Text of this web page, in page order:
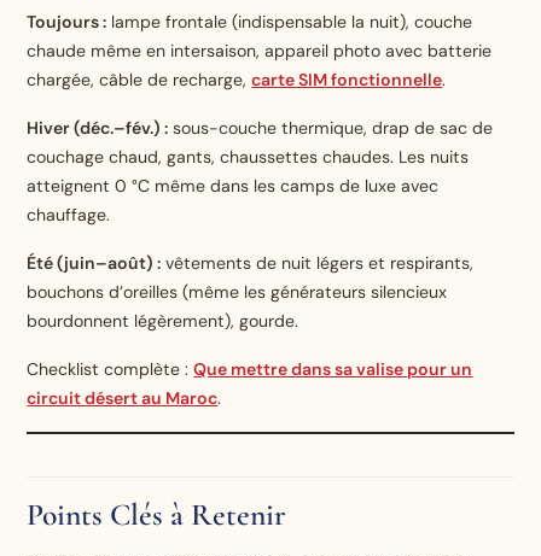
Toujours : lampe frontale (indispensable la nuit), couche
chaude même en intersaison, appareil photo avec batterie
chargée, câble de recharge,carte SIM fonctionnelle.
Hiver (déc.–fév.) : sous-couche thermique, drap de sac de
couchage chaud, gants, chaussettes chaudes. Les nuits
atteignent 0 °C même dans les camps de luxe avec
chauffage.
Été (juin–août) : vêtements de nuit légers et respirants,
bouchons d’oreilles (même les générateurs silencieux
bourdonnent légèrement), gourde.
Checklist complète :Que mettre dans sa valise pour un
circuit désert au Maroc.
Points Clés à Retenir